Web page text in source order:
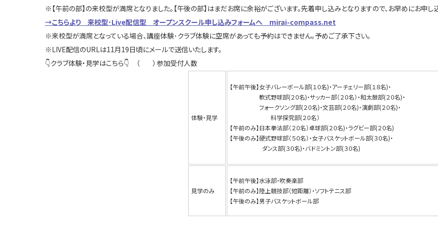
※【午前の部】の来校型が満席となりました。【午後の部】はまだお席に余裕がございます。先着申し込みとなりますので、お早めにお申し
→こちらより 来校型･Live配信型 オープンスクール申し込みフォームへ mirai-compass.net
※来校型が満席となっている場合、講座体験･クラブ体験に空席があっても予約はできません。予めご了承下さい。
※LIVE配信のURLは11月19日頃にメールで送信いたします。
👇クラブ体験・見学はこちら👇 （ ）参加受付人数
体験・見学
【午前午後】女子バレーボール部(１０名)・アーチェリー部(１８名)・
軟式野球部(２０名)・サッカー部（２０名）・和太鼓部(２０名)・
フォークソング部(２０名)・文芸部(２０名)・演劇部(
科学探究部(２０名）
【午前のみ】日本拳法部（２０名）卓球部(２０名)・ラグビー部(２０名)
【午後のみ】硬式野球部（５０名）・女子バスケットボール部(３０名)・
ダンス部(３０名)・バドミントン部(３０名)
見学のみ
【午前午後】水泳部・吹奏楽部
【午前のみ】陸上競技部（短距離）・ソフトテニス部
【午後のみ】男子バスケットボール部